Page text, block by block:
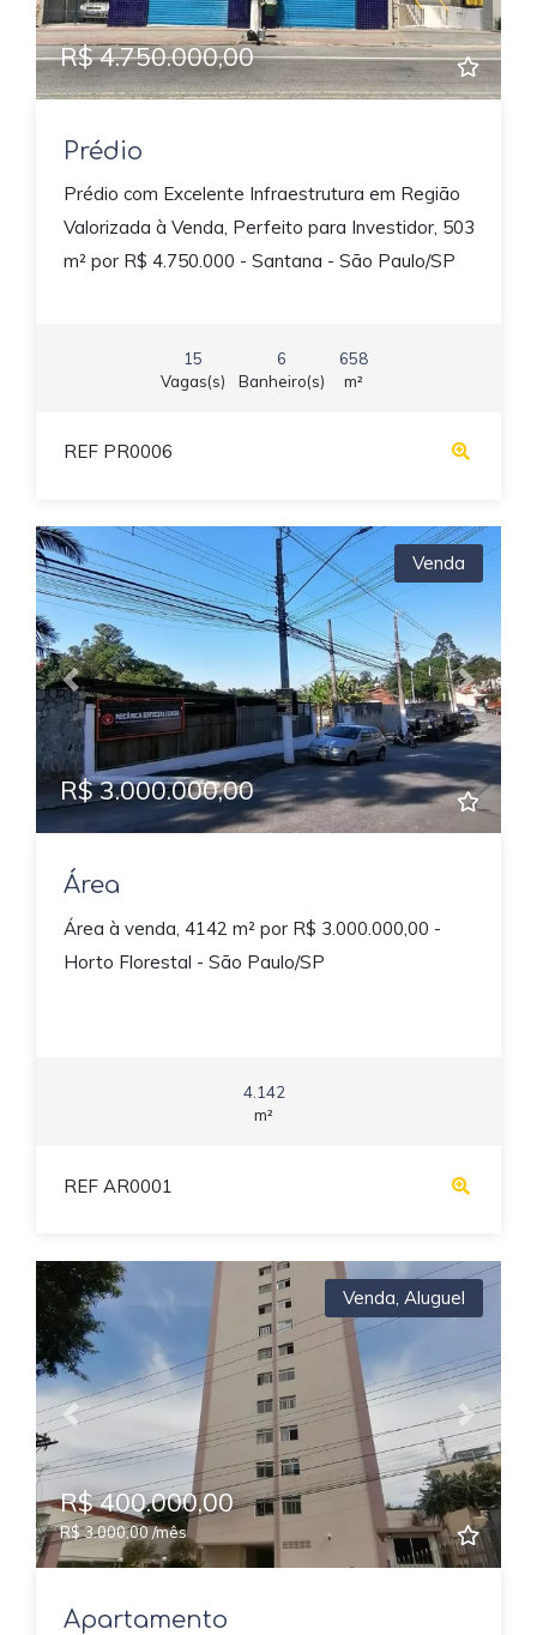
R$ 4.750.000,00
Prédio
Prédio com Excelente Infraestrutura em Região
Valorizada à Venda, Perfeito para Investidor, 503
m² por R$ 4.750.000 - Santana - São Paulo/SP
15
Vagas(s)
6
Banheiro(s)
658
m²
REF PR0006
Previous Next
Venda
R$ 3.000.000,00
Área
Área à venda, 4142 m² por R$ 3.000.000,00 -
Horto Florestal - São Paulo/SP
4.142
m²
REF AR0001
Previous Next
Venda, Aluguel
R$ 400.000,00
R$ 3.000,00 /mês
Apartamento